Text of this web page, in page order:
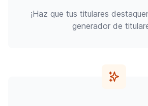
¡Haz que tus titulares
generador de